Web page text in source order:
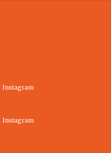
Instagram
Instagram